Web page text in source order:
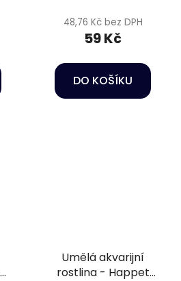
48,76 Kč bez DPH
59 Kč
DO KOŠÍKU
Umělá akvarijní
rostlina - Happet